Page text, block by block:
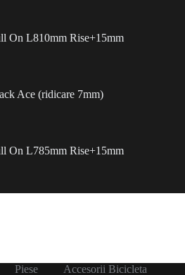
On L810mm Rise+15mm
Ace (ridicare 7mm)
On L785mm Rise+15mm
Piese
Accesorii Bicicleta